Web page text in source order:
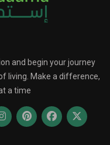
and begin your journey
living. Make a difference,
a time.